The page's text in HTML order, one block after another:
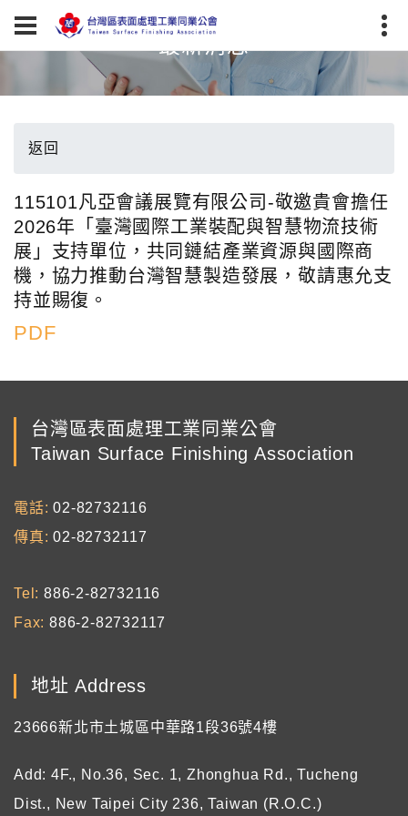
最新消息
返回
115101凡亞會議展覽有限公司-敬邀貴會擔任
2026年「臺灣國際工業裝配與智慧物流技術
展」支持單位，共同鏈結產業資源與國際商
機，協力推動台灣智慧製造發展，敬請惠允支
持並賜復。
PDF
台灣區表面處理工業同業公會
Taiwan Surface Finishing Association
電話
02-82732116
傳真
02-82732117
Tel
886-2-82732116
Fax 886-2-82732117
地址 Address
23666新北市土城區中華路1段36號4樓
Add: 4F., No.36, Sec. 1, Zhonghua Rd., Tucheng
Dist., New Taipei City 236, Taiwan (R.O.C.)